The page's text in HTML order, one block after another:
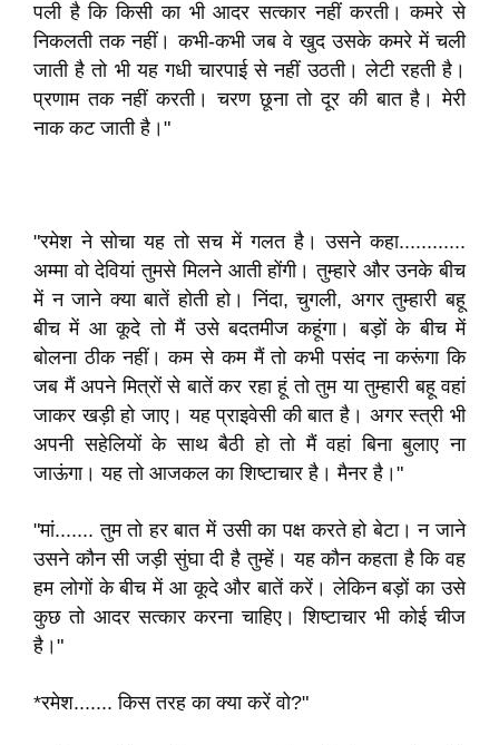
पली है कि किसी का भी आदर सत्कार नहीं करती। कमरे से
निकलती तक नहीं। कभी-कभी जब वे खुद उसके कमरे में चली
जाती है तो भी यह गधी चारपाई से नहीं उठती। लेटी रहती है।
प्रणाम तक नहीं करती। चरण छूना तो दूर की बात है। मेरी
नाक कट जाती है।"
"रमेश ने सोचा यह तो सच में गलत है। उसने कहा............
अम्मा वो देवियां तुमसे मिलने आती होंगी। तुम्हारे और उनके बीच
में न जाने क्या बातें होती हो। निंदा, चुगली, अगर तुम्हारी बहू
बीच में आ कूदे तो मैं उसे बदतमीज कहूंगा। बड़ों के बीच में
बोलना ठीक नहीं। कम से कम मैं तो कभी पसंद ना करूंगा कि
जब मैं अपने मित्रों से बातें कर रहा हूं तो तुम या तुम्हारी बहू वहां
जाकर खड़ी हो जाए। यह प्राइवेसी की बात है। अगर स्त्री भी
अपनी सहेलियों के साथ बैठी हो तो मैं वहां बिना बुलाए ना
जाऊंगा। यह तो आजकल का शिष्टाचार है। मैनर है।"
"मां....... तुम तो हर बात में उसी का पक्ष करते हो बेटा। न जाने
उसने कौन सी जड़ी सुंघा दी है तुम्हें। यह कौन कहता है कि वह
हम लोगों के बीच में आ कूदे और बातें करें। लेकिन बड़ों का उसे
कुछ तो आदर सत्कार करना चाहिए। शिष्टाचार भी कोई चीज
है।"
*रमेश....... किस तरह का क्या करें वो?"